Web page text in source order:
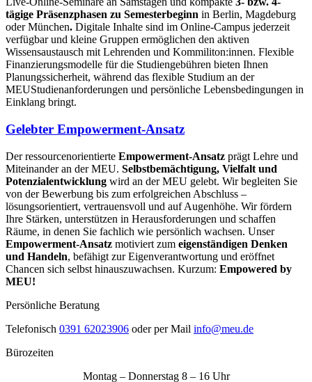
tägige Präsenzphasen zu Semesterbeginn in Berlin, Magdeburg
oder München. Digitale Inhalte sind im Online-Campus jederzeit
verfügbar und kleine Gruppen ermöglichen den aktiven
Wissensaustausch mit Lehrenden und Kommiliton:innen. Flexible
Finanzierungsmodelle für die Studiengebühren bieten Ihnen
Planungssicherheit, während das flexible Studium an der
MEUStudienanforderungen und persönliche Lebensbedingungen in
Einklang bringt.
Gelebter Empowerment-Ansatz
Der ressourcenorientierte Empowerment-Ansatz prägt Lehre und
Miteinander an der MEU. Selbstbemächtigung, Vielfalt und
Potenzialentwicklung wird an der MEU gelebt. Wir begleiten Sie
von der Bewerbung bis zum erfolgreichen Abschluss –
lösungsorientiert, vertrauensvoll und auf Augenhöhe. Wir fördern
Ihre Stärken, unterstützen in Herausforderungen und schaffen
Räume, in denen Sie fachlich wie persönlich wachsen. Unser
Empowerment-Ansatz motiviert zum eigenständigen Denken
und Handeln, befähigt zur Eigenverantwortung und eröffnet
Chancen sich selbst hinauszuwachsen. Kurzum: Empowered by
MEU!
Persönliche Beratung
Telefonisch 0391 62023906 oder per Mail info@meu.de
Bürozeiten
Montag – Donnerstag 8 – 16 Uhr